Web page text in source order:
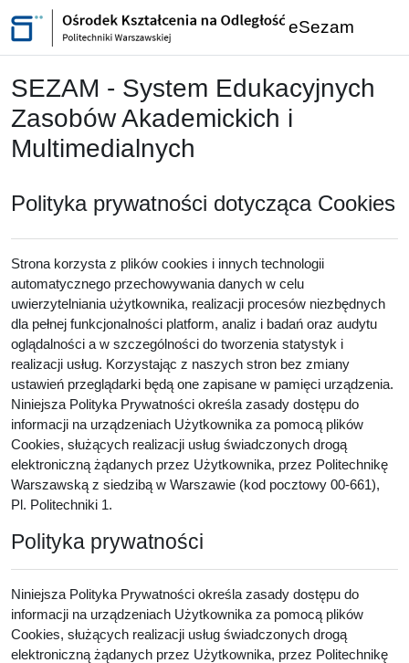
Przejdź do głównej zawartości
eSezam
SEZAM - System Edukacyjnych
Zasobów Akademickich i
Multimedialnych
Polityka prywatności dotycząca Cookies
Strona korzysta z plików cookies i innych technologii
automatycznego przechowywania danych w celu
uwierzytelniania użytkownika, realizacji procesów niezbędnych
dla pełnej funkcjonalności platform, analiz i badań oraz audytu
oglądalności a w szczególności do tworzenia statystyk i
realizacji usług. Korzystając z naszych stron bez zmiany
ustawień przeglądarki będą one zapisane w pamięci urządzenia.
Niniejsza Polityka Prywatności określa zasady dostępu do
informacji na urządzeniach Użytkownika za pomocą plików
Cookies, służących realizacji usług świadczonych drogą
elektroniczną żądanych przez Użytkownika, przez Politechnikę
Warszawską z siedzibą w Warszawie (kod pocztowy 00-661),
Pl. Politechniki 1.
Polityka prywatności
Niniejsza Polityka Prywatności określa zasady dostępu do
informacji na urządzeniach Użytkownika za pomocą plików
Cookies, służących realizacji usług świadczonych drogą
elektroniczną żądanych przez Użytkownika, przez Politechnikę